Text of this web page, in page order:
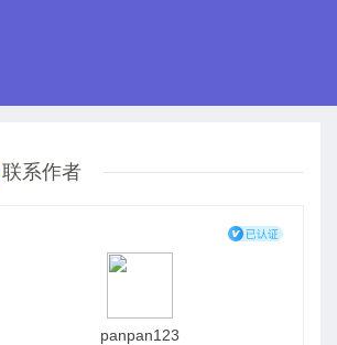
联系作者
panpan123